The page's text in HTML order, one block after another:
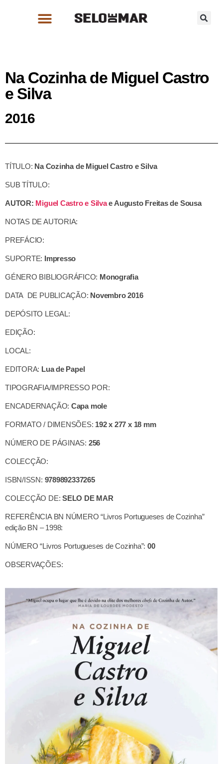
Na Cozinha de Miguel Castro
e Silva
2016
TÍTULO: Na Cozinha de Miguel Castro e Silva
SUB TÍTULO:
AUTOR: Miguel Castro e Silvae Augusto Freitas de Sousa
NOTAS DE AUTORIA:
PREFÁCIO:
SUPORTE: Impresso
GÉNERO BIBLIOGRÁFICO: Monografia
DATA DE PUBLICAÇÃO: Novembro 2016
DEPÓSITO LEGAL:
EDIÇÃO:
LOCAL:
EDITORA: Lua de Papel
TIPOGRAFIA/IMPRESSO POR:
ENCADERNAÇÃO: Capa mole
FORMATO / DIMENSÕES: 192 x 277 x 18 mm
NÚMERO DE PÁGINAS: 256
COLECÇÃO:
ISBN/ISSN: 9789892337265
COLECÇÃO DE:SELO DE MAR
REFERÊNCIA BN NÚMERO “Livros Portugueses de Cozinha”
edição BN – 1998:
NÚMERO “Livros Portugueses de Cozinha”: 00
OBSERVAÇÕES: